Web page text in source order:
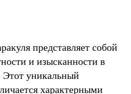
представляет собой
и изысканности в
уникальный
характерными